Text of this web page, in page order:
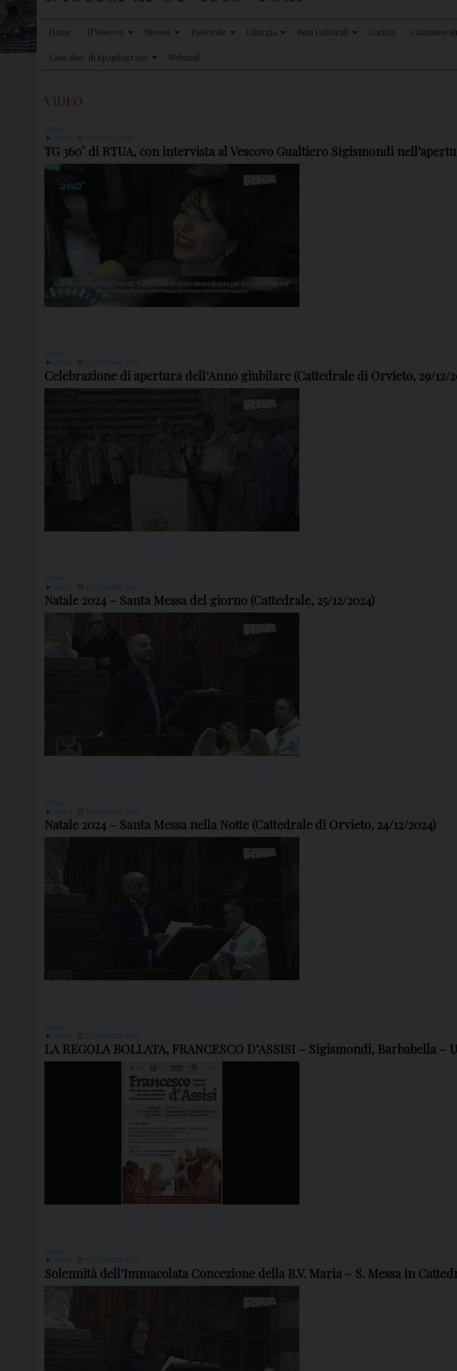
Home Il Vescovo Diocesi Pastorale Liturgia Beni Culturali Caritas Cammino
Casa dioc. di Spagliagrano Webmail
VIDEO
MEDIA
VIDEO
4 GENNAIO 2025
TG 360° di RTUA, con intervista al Vescovo Gualtiero Sigismondi
MEDIA
VIDEO
30 DICEMBRE 2024
Celebrazione di apertura dell’Anno giubilare (Cattedrale di Orvieto, 29/12/
MEDIA
VIDEO
30 DICEMBRE 2024
Natale 2024 – Santa Messa del giorno (Cattedrale, 25/12/2024)
MEDIA
VIDEO
30 DICEMBRE 2024
Natale 2024 – Santa Messa nella Notte (Cattedrale di Orvieto, 24/12/2024)
MEDIA
VIDEO
23 DICEMBRE 2024
LA REGOLA BOLLATA, FRANCESCO D’ASSISI – Sigismondi, Barbabella –
MEDIA
VIDEO
13 DICEMBRE 2024
Solennità dell’Immacolata Concezione della B.V. Maria – S. Messa in